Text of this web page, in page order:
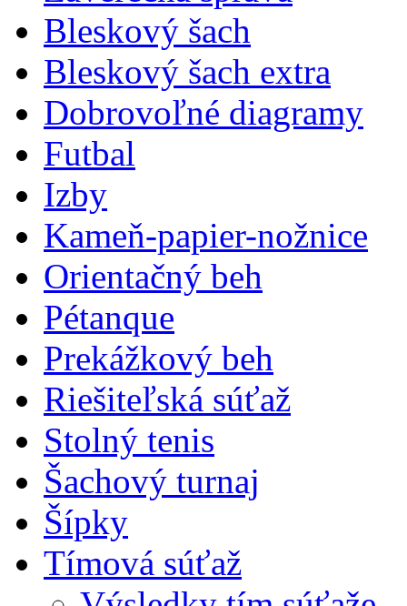
Bleskový šach
Bleskový šach extra
Dobrovoľné diagramy
Futbal
Izby
Kameň-papier-nožnice
Orientačný beh
Pétanque
Prekážkový beh
Riešiteľská súťaž
Stolný tenis
Šachový turnaj
Šípky
Tímová súťaž